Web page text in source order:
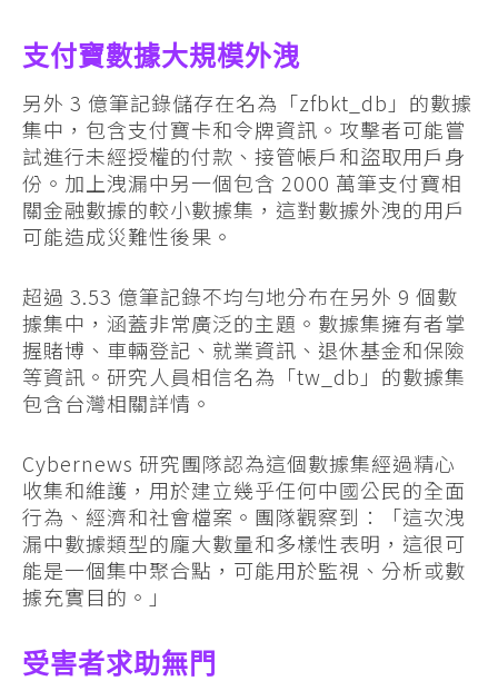
支付寶數據大規模外洩
另外 3 億筆記錄儲存在名為「zfbkt_db」的數據
集中，包含支付寶卡和令牌資訊。攻擊者可能嘗
試進行未經授權的付款、接管帳戶和盜取用戶身
份。加上洩漏中另一個包含 2000 萬筆支付寶相
關金融數據的較小數據集，這對數據外洩的用戶
可能造成災難性後果。
超過 3.53 億筆記錄不均勻地分布在另外 9 個數
據集中，涵蓋非常廣泛的主題。數據集擁有者掌
握賭博、車輛登記、就業資訊、退休基金和保險
等資訊。研究人員相信名為「tw_db」的數據集
包含台灣相關詳情。
Cybernews 研究團隊認為這個數據集經過精心
收集和維護，用於建立幾乎任何中國公民的全面
行為、經濟和社會檔案。團隊觀察到：「這次洩
漏中數據類型的龐大數量和多樣性表明，這很可
能是一個集中聚合點，可能用於監視、分析或數
據充實目的。」
受害者求助無門